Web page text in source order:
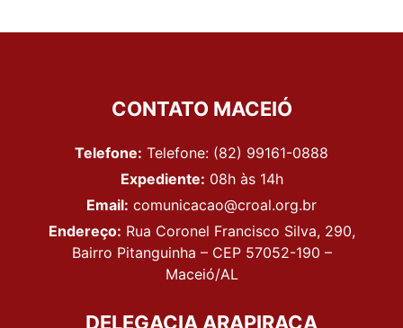
CONTATO MACEIÓ
Telefone: Telefone: (82) 99161-0888
Expediente: 08h às 14h
Email: comunicacao@croal.org.br
Endereço: Rua Coronel Francisco Silva, 290,
Bairro Pitanguinha – CEP 57052-190 –
Maceió/AL
DELEGACIA ARAPIRACA